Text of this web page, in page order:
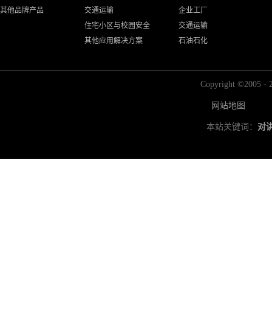
其他品牌产品
交通运输
住宅小区与校园安全
其他应用解决方案
企业工厂
交通运输
石油石化
Copyright ©2005 -
网站地图
本站关键词： 对